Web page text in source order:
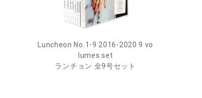
Luncheon No.1-9 2016-2020 9 vo
lumes set
ランチョン 全9号セット